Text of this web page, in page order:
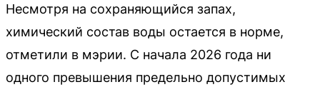
Несмотря на сохраняющийся запах,
химический состав воды остается в норме,
отметили в мэрии. С начала 2026 года ни
одного превышения предельно допустимых